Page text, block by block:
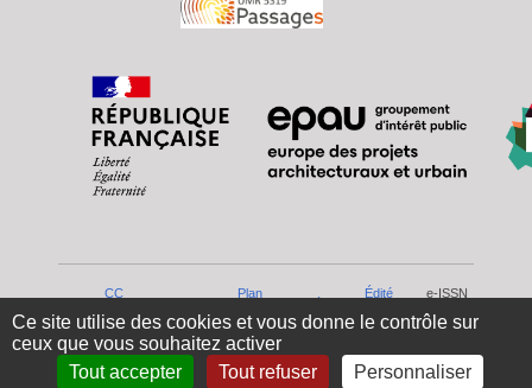
© 2025-
2026
CC
By
Mentions
légales
Plan
site
Accès
réservé
Édité
Lodel
e-ISSN
: 3100-
0797
Ce site utilise des cookies et vous donne le contrôle sur
ceux que vous souhaitez activer
Tout accepter
Tout refuser Personnaliser